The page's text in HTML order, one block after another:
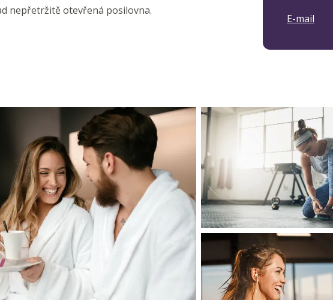
nepřetržitě otevřená posilovna.
E-mail